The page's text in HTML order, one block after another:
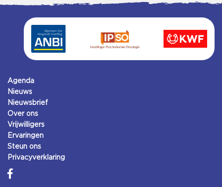
Agenda
Nieuws
Nieuwsbrief
Over ons
Vrijwilligers
Ervaringen
Steun ons
Privacyverklaring